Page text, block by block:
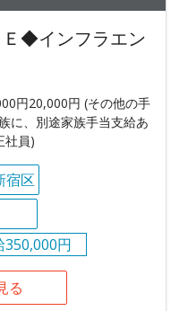
◆インフラエン
円20,000円 (その他の手
に、別途家族手当支給あ
社員)
宿区
350,000円
る